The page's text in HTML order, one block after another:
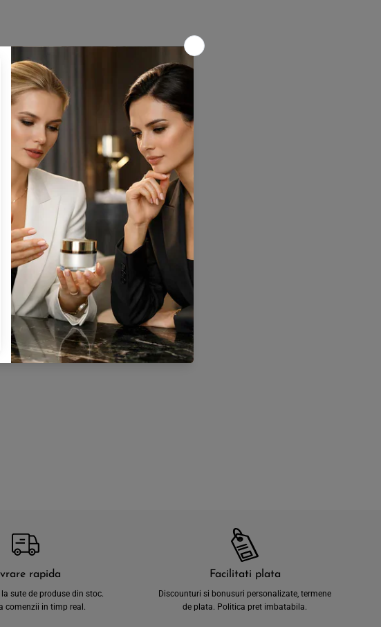
rapida
sute de produse din stoc.
comenzii in timp real.
Facilitati plata
Discounturi si bonusuri personalizate, termene
de plata. Politica pret imbatabila.